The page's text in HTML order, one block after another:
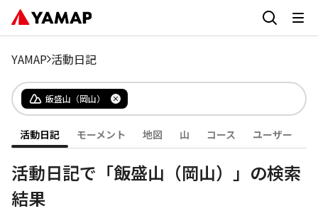
YAMAP 活動日記
飯盛山（岡山）
活動日記 モーメント 地図 山 コース ユーザー
活動日記で「飯盛山（岡山）」の検索
結果